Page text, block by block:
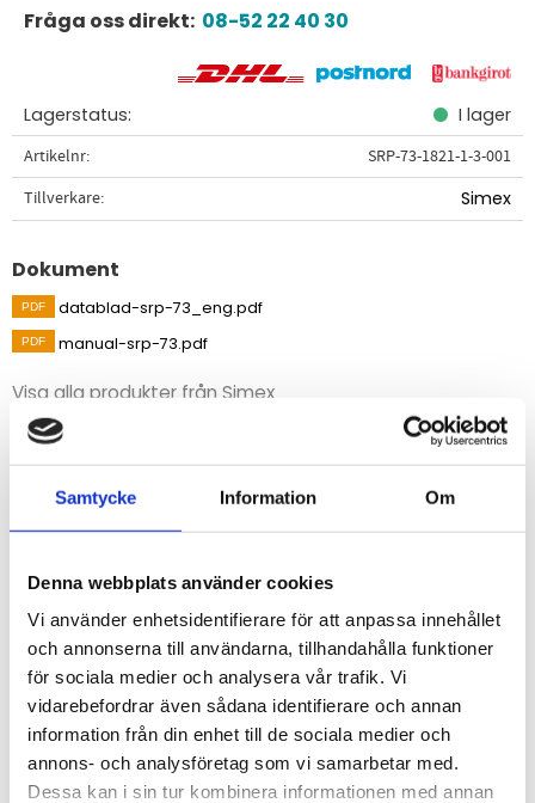
Samtycke Information Om
Denna webbplats använder cookies
Vi använder enhetsidentifierare för att anpassa innehållet
och annonserna till användarna, tillhandahålla funktioner
för sociala medier och analysera vår trafik. Vi
vidarebefordrar även sådana identifierare och annan
information från din enhet till de sociala medier och
annons- och analysföretag som vi samarbetar med.
Dessa kan i sin tur kombinera informationen med annan
Fråga oss direkt: 08-52 22 40 30
Lagerstatus I lager
Artikelnr
SRP-73-1821-1-3-001
Tillverkare
Simex
Dokument
datablad-srp-73_eng.pdf
manual-srp-73.pdf
Visa alla produkter från Simex
Beskrivning
Universal display och regulator med en analog
ingång för visning, reglering och övervakning.
STÄLL EN FRÅGA OM PRODUKTEN
Specifikationer
Omdömen